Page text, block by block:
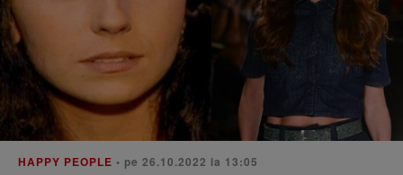
HAPPY PEOPLE • pe 26.10.2022 la 13:05